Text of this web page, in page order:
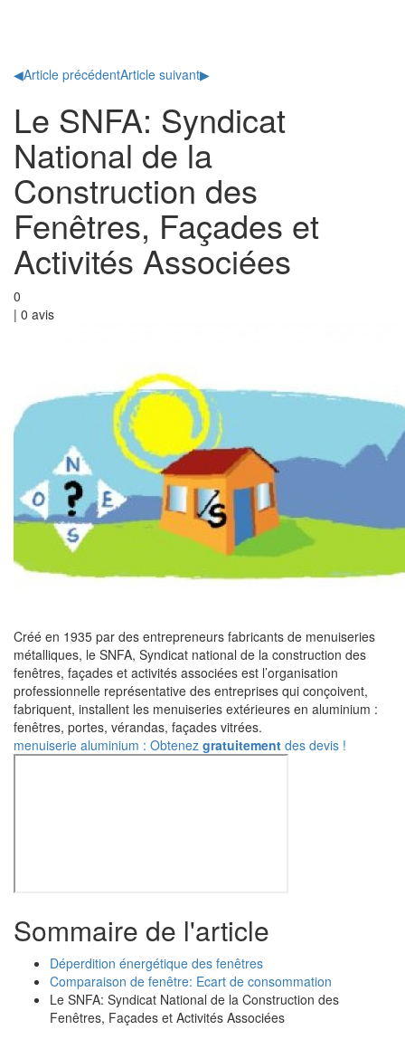
◀Article précédentArticle suivant▶
Le SNFA: Syndicat
National de la
Construction des
Fenêtres, Façades et
Activités Associées
0
| 0 avis
Créé en 1935 par des entrepreneurs fabricants de menuiseries
métalliques, le SNFA, Syndicat national de la construction des
fenêtres, façades et activités associées est l’organisation
professionnelle représentative des entreprises qui conçoivent,
fabriquent, installent les menuiseries extérieures en aluminium :
fenêtres, portes, vérandas, façades vitrées.
menuiserie aluminium : Obtenez gratuitement des devis !
Sommaire de l'article
Déperdition énergétique des fenêtres
Comparaison de fenêtre: Ecart de consommation
Le SNFA: Syndicat National de la Construction des
Fenêtres, Façades et Activités Associées